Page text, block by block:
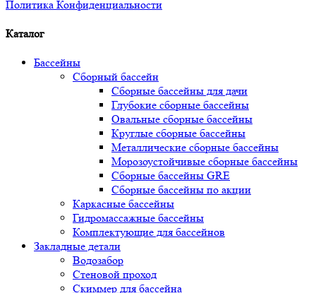
Политика Конфиденциальности
Каталог
Бассейны
Сборный бассейн
Сборные бассейны для дачи
Глубокие сборные бассейны
Овальные сборные бассейны
Круглые сборные бассейны
Металлические сборные бассейны
Морозоустойчивые сборные бассейны
Сборные бассейны GRE
Сборные бассейны по акции
Каркасные бассейны
Гидромассажные бассейны
Комплектующие для бассейнов
Закладные детали
Водозабор
Стеновой проход
Скиммер для бассейна